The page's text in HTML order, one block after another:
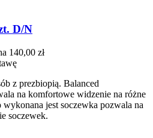
D/N
140,00 zł
z prezbiopią. Balanced
na komfortowe widzenie na różne
wykonana jest soczewka pozwala na
soczewek.